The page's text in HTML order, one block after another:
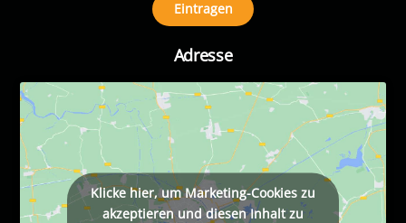
Adresse
Klicke hier, um Marketing-Cookies zu
akzeptieren und diesen Inhalt zu